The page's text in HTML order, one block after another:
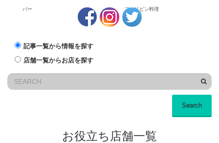
バー
ら夜景を見ながらお食事もできま
す。 マクタン島内送迎あり（繁茂
期、一部市域を除く）
フィリピン料理
記事一覧から情報を探す
店舗一覧からお店を探す
Search
お役立ち店舗一覧